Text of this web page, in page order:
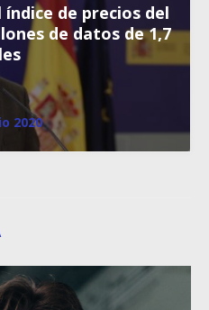
índice de precios del
de datos de 1,7
2020